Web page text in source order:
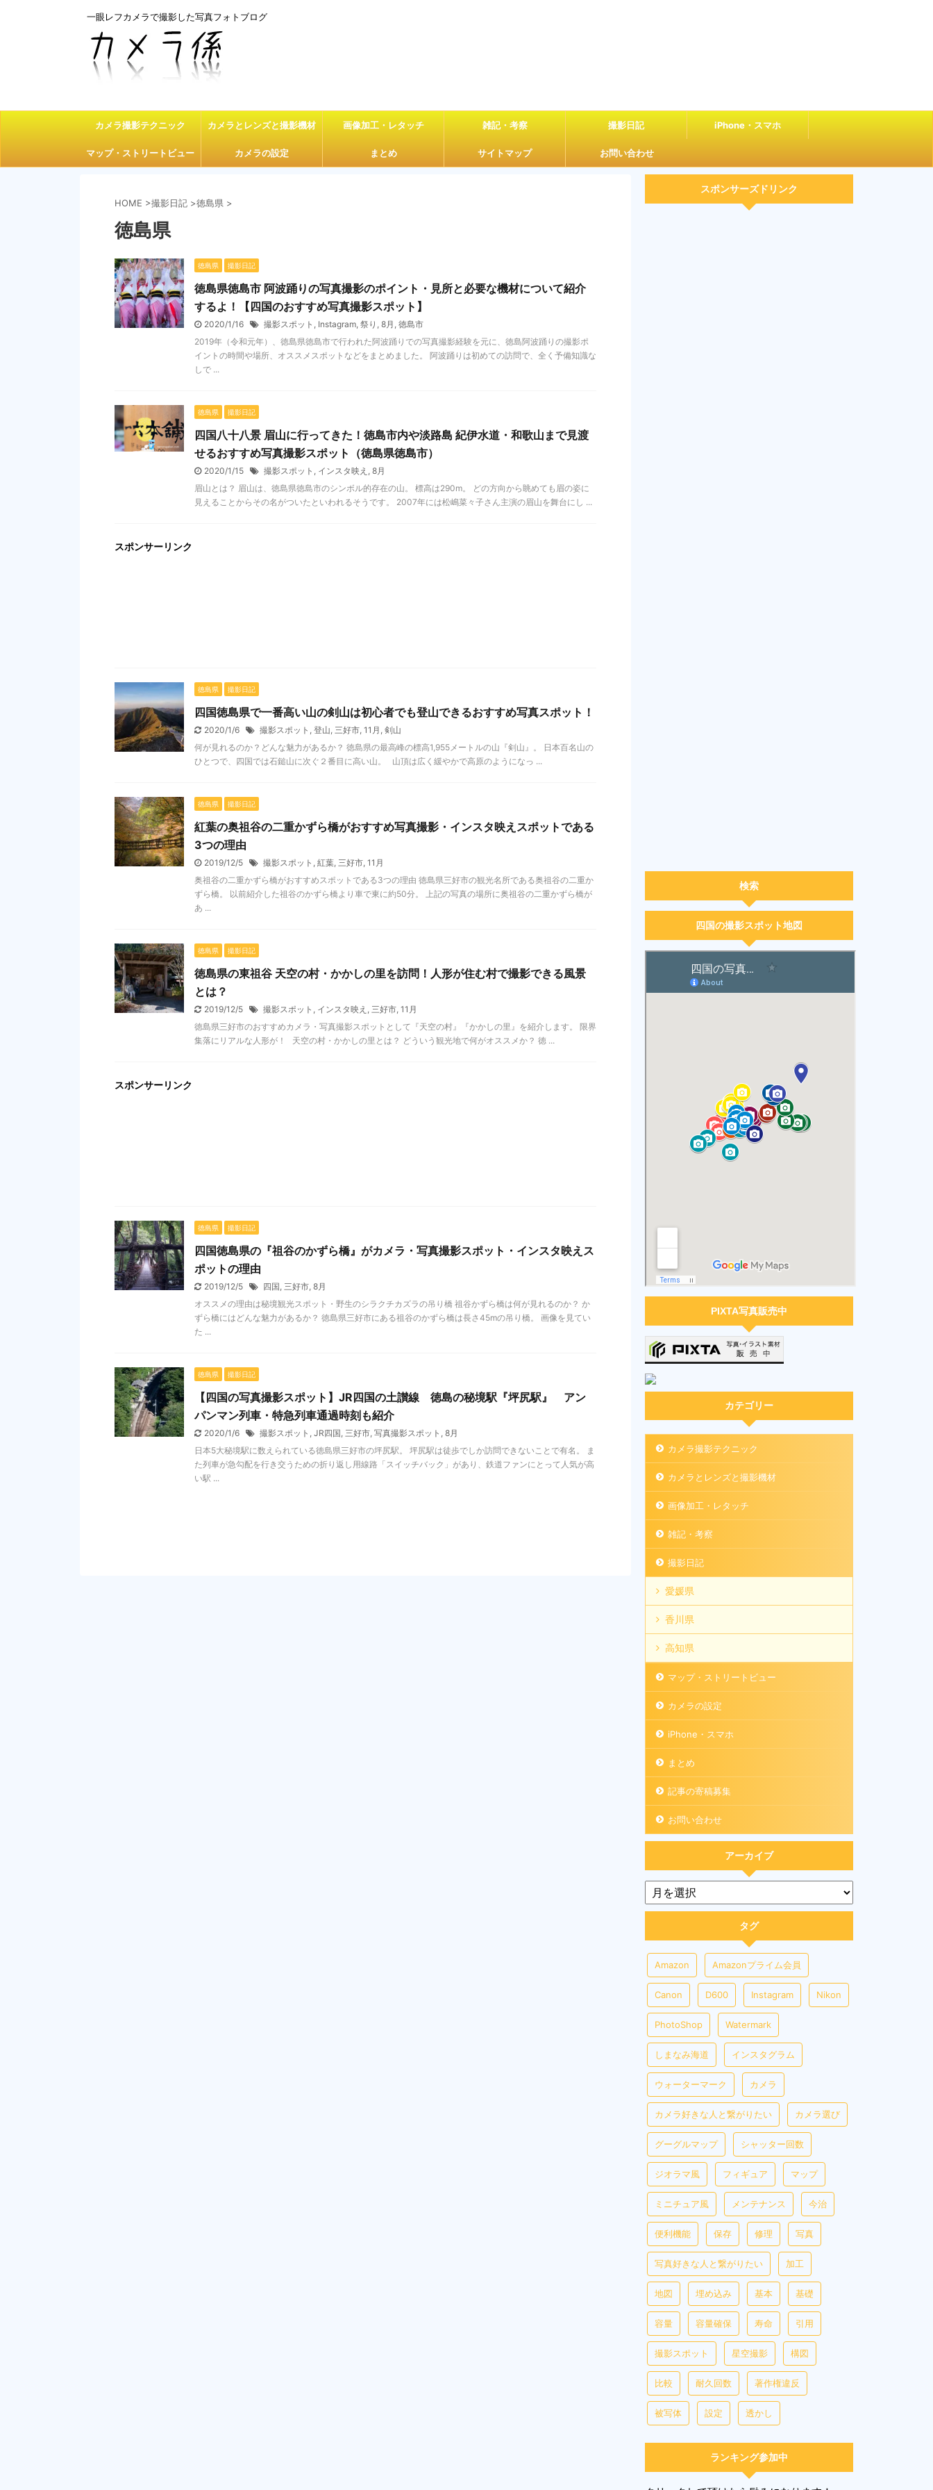
一眼レフカメラで撮影した写真フォトブログ
カメラ撮影テクニック カメラとレンズと撮影機材 画像加工・レタッチ 雑記・考察 撮影日記 iPhone・スマホ
マップ・ストリートビュー カメラの設定 まとめ サイトマップ お問い合わせ
HOME >撮影日記 >徳島県 >
徳島県
徳島県 撮影日記
徳島県徳島市 阿波踊りの写真撮影のポイント・見所と必要な機材について紹介
するよ！【四国のおすすめ写真撮影スポット】
2020/1/16 撮影スポット , Instagram, 祭り , 8月 , 徳島市
2019年（令和元年）、徳島県徳島市で行われた阿波踊りでの写真撮影経験を元に、徳島阿波踊りの撮影ポ
イントの時間や場所、オススメスポットなどをまとめました。 阿波踊りは初めての訪問で、全く予備知識な
しで ...
徳島県 撮影日記
四国八十八景 眉山に行ってきた！徳島市内や淡路島 紀伊水道・和歌山まで見渡
せるおすすめ写真撮影スポット（徳島県徳島市）
2020/1/15 撮影スポット , インスタ映え , 8月
眉山とは？ 眉山は、徳島県徳島市のシンボル的存在の山。 標高は290m。 どの方向から眺めても眉の姿に
見えることからその名がついたといわれるそうです。 2007年には松嶋菜々子さん主演の眉山を舞台にし ...
スポンサーリンク
徳島県 撮影日記
四国徳島県で一番高い山の剣山は初心者でも登山できるおすすめ写真スポット！
2020/1/6 撮影スポット , 登山, 三好市, 11月 , 剣山
何が見れるのか？どんな魅力があるか？ 徳島県の最高峰の標高1,955メートルの山『剣山』。 日本百名山の
ひとつで、四国では石鎚山に次ぐ２番目に高い山。 山頂は広く緩やかで高原のようになっ ...
徳島県 撮影日記
紅葉の奥祖谷の二重かずら橋がおすすめ写真撮影・インスタ映えスポットである
3つの理由
2019/12/5 撮影スポット , 紅葉, 三好市, 11月
奥祖谷の二重かずら橋がおすすめスポットである3つの理由 徳島県三好市の観光名所である奥祖谷の二重か
ずら橋。 以前紹介した祖谷のかずら橋より車で東に約50分。 上記の写真の場所に奥祖谷の二重かずら橋が
あ ...
徳島県 撮影日記
徳島県の東祖谷 天空の村・かかしの里を訪問！人形が住む村で撮影できる風景
とは？
2019/12/5 撮影スポット , インスタ映え , 三好市, 11月
徳島県三好市のおすすめカメラ・写真撮影スポットとして『天空の村』『かかしの里』を紹介します。 限界
集落にリアルな人形が！ 天空の村・かかしの里とは？ どういう観光地で何がオススメか？ 徳 ...
スポンサーリンク
徳島県 撮影日記
四国徳島県の『祖谷のかずら橋』がカメラ・写真撮影スポット・インスタ映えス
ポットの理由
2019/12/5 四国, 三好市, 8月
オススメの理由は秘境観光スポット・野生のシラクチカズラの吊り橋 祖谷かずら橋は何が見れるのか？ か
ずら橋にはどんな魅力があるか？ 徳島県三好市にある祖谷のかずら橋は長さ45mの吊り橋。 画像を見てい
た ...
徳島県 撮影日記
【四国の写真撮影スポット】JR四国の土讃線 徳島の秘境駅『坪尻駅』 アン
パンマン列車・特急列車通過時刻も紹介
2020/1/6 撮影スポット , JR四国, 三好市, 写真撮影スポット , 8月
日本5大秘境駅に数えられている徳島県三好市の坪尻駅。 坪尻駅は徒歩でしか訪問できないことで有名。 ま
た列車が急勾配を行き交うための折り返し用線路「スイッチバック」があり、鉄道ファンにとって人気が高
い駅 ...
スポンサーズドリンク
検索
四国の撮影スポット地図
PIXTA写真販売中
カテゴリー
カメラ撮影テクニック
カメラとレンズと撮影機材
画像加工・レタッチ
雑記・考察
撮影日記
愛媛県
香川県
高知県
マップ・ストリートビュー
カメラの設定
iPhone・スマホ
まとめ
記事の寄稿募集
お問い合わせ
アーカイブ
タグ
Amazon Amazonプライム会員
Canon D600 Instagram Nikon
PhotoShop Watermark
しまなみ海道 インスタグラム
ウォーターマーク カメラ
カメラ好きな人と繋がりたい カメラ選び
グーグルマップ シャッター回数
ジオラマ風 フィギュア マップ
ミニチュア風 メンテナンス 今治
便利機能 保存 修理 写真
写真好きな人と繋がりたい 加工
地図 埋め込み 基本 基礎
容量 容量確保 寿命 引用
撮影スポット 星空撮影 構図
比較 耐久回数 著作権違反
被写体 設定 透かし
ランキング参加中